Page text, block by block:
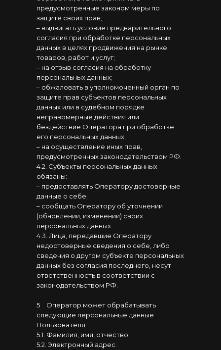
предусмотренные законом меры по
защите своих прав;
– выдвигать условие предварительного
согласия при обработке персональных
данных в целях продвижения на рынке
товаров, работ и услуг;
– на отзыв согласия на обработку
персональных данных;
– обжаловать в уполномоченный орган по
защите прав субъектов персональных
данных или в судебном порядке
неправомерные действия или
бездействие Оператора при обработке
его персональных данных;
– на осуществление иных прав,
предусмотренных законодательством РФ.
4.2. Субъекты персональных данных
обязаны:
– предоставлять Оператору достоверные
данные о себе;
– сообщать Оператору об уточнении
(обновлении, изменении) своих
персональных данных.
4.3. Лица, передавшие Оператору
недостоверные сведения о себе, либо
сведения о другом субъекте персональных
данных без согласия последнего, несут
ответственность в соответствии с
законодательством РФ.
5
Оператор может обрабатывать
следующие персональные данные
Пользователя
5.1. Фамилия, имя, отчество.
5.2. Электронный адрес.